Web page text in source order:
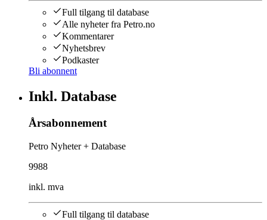
Full tilgang til database
Alle nyheter fra Petro.no
Kommentarer
Nyhetsbrev
Podkaster
Bli abonnent
Inkl. Database
Årsabonnement
Petro Nyheter + Database
9988
inkl. mva
Full tilgang til database